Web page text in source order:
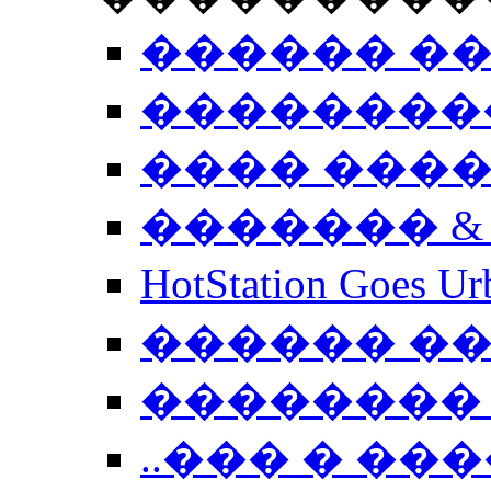
������
����
�������
HotStation
������
��������
..��� �